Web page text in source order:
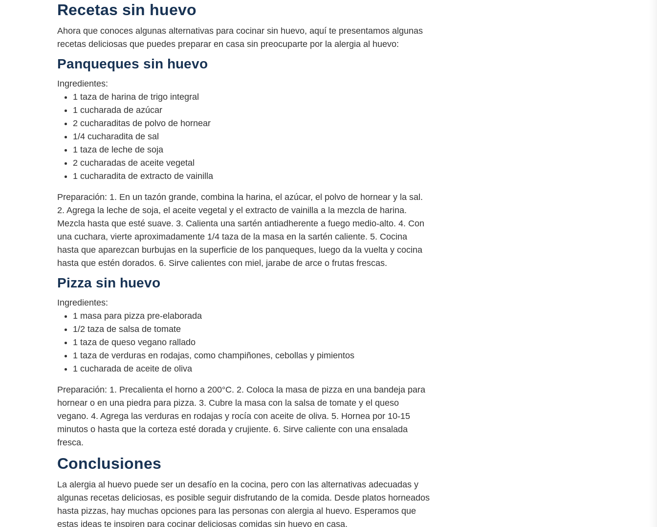
Recetas sin huevo
Ahora que conoces algunas alternativas para cocinar sin huevo, aquí te presentamos algunas
recetas deliciosas que puedes preparar en casa sin preocuparte por la alergia al huevo:
Panqueques sin huevo
Ingredientes:
1 taza de harina de trigo integral
1 cucharada de azúcar
2 cucharaditas de polvo de hornear
1/4 cucharadita de sal
1 taza de leche de soja
2 cucharadas de aceite vegetal
1 cucharadita de extracto de vainilla
Preparación: 1. En un tazón grande, combina la harina, el azúcar, el polvo de hornear y la sal.
2. Agrega la leche de soja, el aceite vegetal y el extracto de vainilla a la mezcla de harina.
Mezcla hasta que esté suave. 3. Calienta una sartén antiadherente a fuego medio-alto. 4. Con
una cuchara, vierte aproximadamente 1/4 taza de la masa en la sartén caliente. 5. Cocina
hasta que aparezcan burbujas en la superficie de los panqueques, luego da la vuelta y cocina
hasta que estén dorados. 6. Sirve calientes con miel, jarabe de arce o frutas frescas.
Pizza sin huevo
Ingredientes:
1 masa para pizza pre-elaborada
1/2 taza de salsa de tomate
1 taza de queso vegano rallado
1 taza de verduras en rodajas, como champiñones, cebollas y pimientos
1 cucharada de aceite de oliva
Preparación: 1. Precalienta el horno a 200°C. 2. Coloca la masa de pizza en una bandeja para
hornear o en una piedra para pizza. 3. Cubre la masa con la salsa de tomate y el queso
vegano. 4. Agrega las verduras en rodajas y rocía con aceite de oliva. 5. Hornea por 10-15
minutos o hasta que la corteza esté dorada y crujiente. 6. Sirve caliente con una ensalada
fresca.
Conclusiones
La alergia al huevo puede ser un desafío en la cocina, pero con las alternativas adecuadas y
algunas recetas deliciosas, es posible seguir disfrutando de la comida. Desde platos horneados
hasta pizzas, hay muchas opciones para las personas con alergia al huevo. Esperamos que
estas ideas te inspiren para cocinar deliciosas comidas sin huevo en casa.